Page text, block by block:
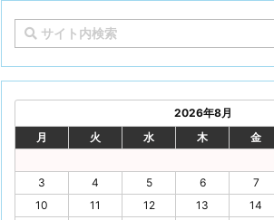
2026年8月
月
火 水 木 金
3
4 5 6 7
10
11 12 13 14